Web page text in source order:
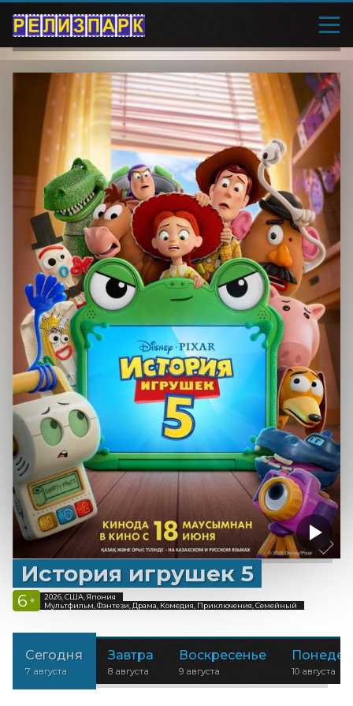
История игрушек 5
6 +
2026, США, Япония
Мультфильм, Фэнтези, Драма, Комедия, Приключения, Семейный
Сегодня
7 августа
Завтра
8 августа
Воскресенье
9 августа 10 августа